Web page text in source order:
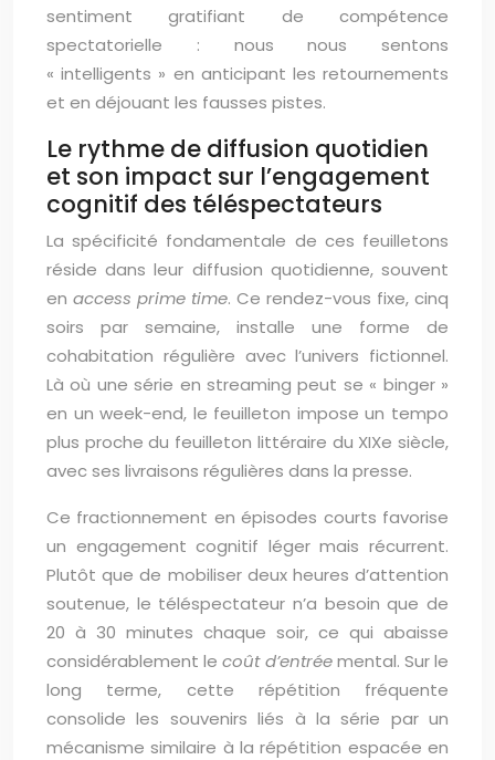
sentiment gratifiant de compétence
spectatorielle : nous nous sentons
« intelligents » en anticipant les retournements
et en déjouant les fausses pistes.
Le rythme de diffusion quotidien
et son impact sur l’engagement
cognitif des téléspectateurs
La spécificité fondamentale de ces feuilletons
réside dans leur diffusion quotidienne, souvent
en access prime time. Ce rendez-vous fixe, cinq
soirs par semaine, installe une forme de
cohabitation régulière avec l’univers fictionnel.
Là où une série en streaming peut se « binger »
en un week-end, le feuilleton impose un tempo
plus proche du feuilleton littéraire du XIXe siècle,
avec ses livraisons régulières dans la presse.
Ce fractionnement en épisodes courts favorise
un engagement cognitif léger mais récurrent.
Plutôt que de mobiliser deux heures d’attention
soutenue, le téléspectateur n’a besoin que de
20 à 30 minutes chaque soir, ce qui abaisse
considérablement lecoût d’entréemental. Sur le
long terme, cette répétition fréquente
consolide les souvenirs liés à la série par un
mécanisme similaire à la répétition espacée en